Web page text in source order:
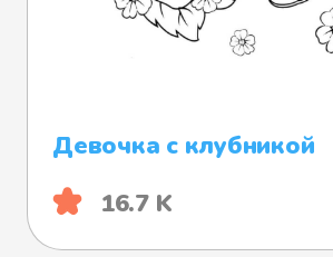
Девочка с клубникой
16.7 K